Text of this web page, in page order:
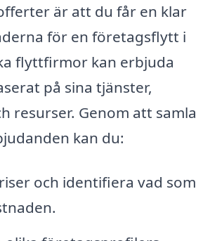
är att du får en klar
för en företagsflytt i
flyttfirmor kan erbjuda
på sina tjänster,
resurser. Genom att samla
kan du:
och identifiera vad som